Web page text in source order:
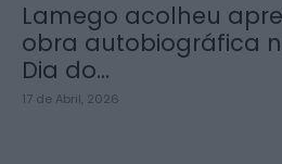
Lamego acolheu
obra autobiográfica
Dia do...
17 de Abril, 2026